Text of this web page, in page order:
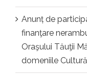
Anunț de
finanţare
Oraşului Tăuţii
domeniile